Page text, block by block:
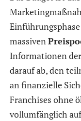
massiven
Informationen der
darauf ab, den
an finanzielle
Franchises ohne
vollumfänglich